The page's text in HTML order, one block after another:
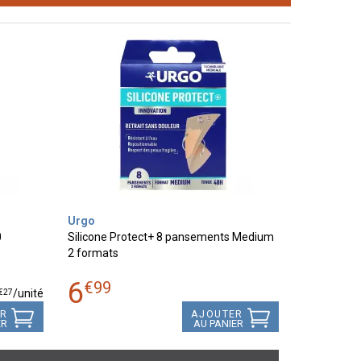
27/unité
Urgo
Silicone Protect+ 8 pansements Medium
2 formats
6€99
AJOUTER
AU PANIER